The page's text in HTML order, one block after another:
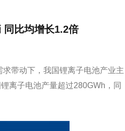
同比均增长1.2倍
带动下，我国锂离子电池产业主
离子电池产量超过280GWh，同